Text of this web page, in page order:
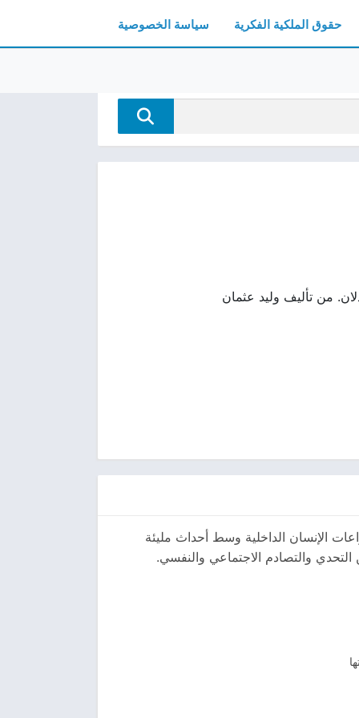
حقوق الملكية الفكرية سياسة الخصوصية
الإنسان الداخلية وسط أحداث مليئة
التحدي والتصادم الاجتماعي والنفسي.